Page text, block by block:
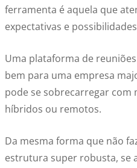
ferramenta é aquela que
expectativas e
Uma plataforma de
bem para uma empresa
pode se sobrecarregar com
híbridos ou remotos.
Da mesma forma que não
estrutura super robusta, se